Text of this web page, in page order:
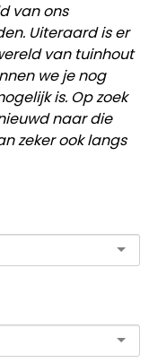
van ons
Uiteraard is er
van tuinhout
we je nog
is. Op zoek
naar die
zeker ook langs